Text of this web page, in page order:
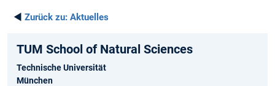
◄ Zurück zu: Aktuelles
TUM School of Natural Sciences
Technische Universität
München